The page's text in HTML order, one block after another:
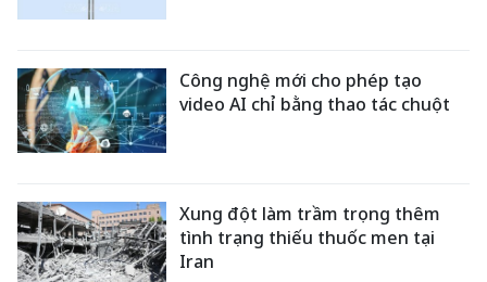
Công nghệ mới cho phép tạo
video AI chỉ bằng thao tác chuột
Xung đột làm trầm trọng thêm
tình trạng thiếu thuốc men tại
Iran